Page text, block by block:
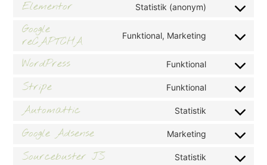
Elementor Statistik (anonym)
Google
reCAPTCHA
Funktional, Marketing
WordPress Funktional
Stripe Funktional
Automattic Statistik
Google Adsense Marketing
Sourcebuster JS Statistik